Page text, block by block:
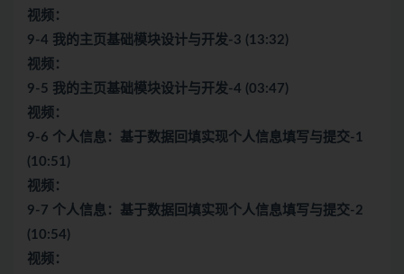
视频：
9-4 我的主页基础模块设计与开发-3 (13:32)
视频：
9-5 我的主页基础模块设计与开发-4 (03:47)
视频：
9-6 个人信息：基于数据回填实现个人信息填写与提交-1
(10:51)
视频：
9-7 个人信息：基于数据回填实现个人信息填写与提交-2
(10:54)
视频：